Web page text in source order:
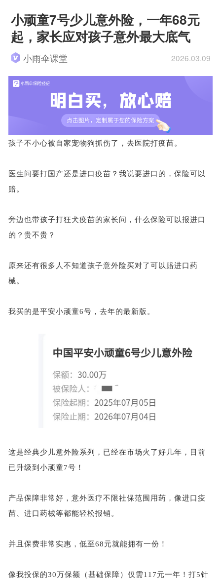
小顽童7号少儿意外险，一年68元
起，家长应对孩子意外最大底气
小雨伞课堂 2026.03.09
孩子不小心被自家宠物狗抓伤了，去医院打疫苗。
医生问要打国产还是进口疫苗？我说要进口的，保险可以
赔。
旁边也带孩子打狂犬疫苗的家长问，什么保险可以报进口
的？贵不贵？
原来还有很多人不知道孩子意外险买对了可以赔进口药
械。
我买的是平安小顽童6号，去年的最新版。
这是经典少儿意外险系列，已经在市场火了好几年，目前
已升级到小顽童7号！
产品保障非常好，意外医疗不限社保范围用药，像进口疫
苗、进口药械等都能轻松报销。
并且保费非常实惠，低至68元就能拥有一份！
像我投保的30万保额（基础保障）仅需117元一年！打5针